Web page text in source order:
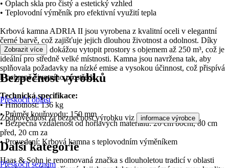
• Oplach skla pro čistý a estetický vzhled
• Teplovodní výměník pro efektivní využití tepla
Krbová kamna ADRIA II jsou vyrobena z kvalitní oceli v elegantní
černé barvě, což zajišťuje jejich dlouhou životnost a odolnost. Díky
svému výkonu dokážou vytopit prostory s objemem až 250 m³, což je
ideální pro středně velké místnosti. Kamna jsou navržena tak, aby
splňovala požadavky na nízké emise a vysokou účinnost, což přispívá
k ochraně životního prostředí.
Technická specifikace:
• Hmotnost: 136 kg
• Průměr kouřovodu: 150 mm
• Bezpečná vzdálenost od hořlavých materiálů: 20 cm boční, 80 cm
před, 20 cm za
• Provedení: Krbová kamna s teplovodním výměníkem
Haas & Sohn je renomovaná značka s dlouholetou tradicí v oblasti
Zobrazit více
Bezpečnost výrobků
Přeskočit oblast
Zodpovědnost za bezpečnost výrobku viz informace výrobce .
Další kategorie
Přeskočit seznam